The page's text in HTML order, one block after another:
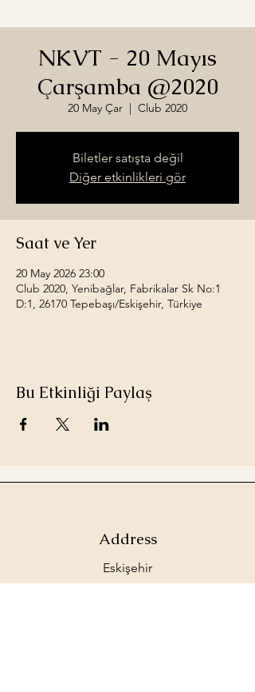
NKVT - 20 Mayıs
Çarşamba @2020
20 May Çar
  |
Club 2020
Biletler satışta değil
Diğer etkinlikleri gör
Saat ve Yer
20 May 2026 23:00
Club 2020, Yenibağlar, Fabrikalar Sk No:1
D:1, 26170 Tepebaşı/Eskişehir, Türkiye
Bu Etkinliği Paylaş
Address
Eskişehir